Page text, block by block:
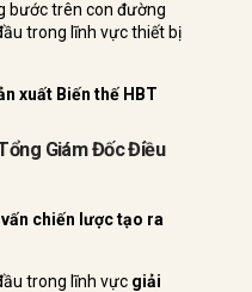
bước trên con đường
trong lĩnh vực thiết bị
xuất Biến thế HBT
Giám Đốc Điều
chiến lược tạo ra
trong lĩnh vực giải